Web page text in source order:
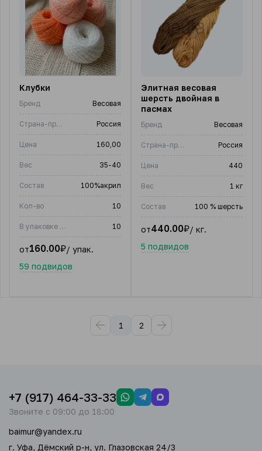
Клубки
Бренд Весовая
Страна-производитель Россия
Цена 160,00
Вес 35-40
Состав 100%акрил
Кол-во 10
В упаковке (шт) 10
от160.00₽/ упак.
59 подвидов
Элитная весовая
шерсть двойная в
пасмах
Бренд Весовая
Страна-производитель Россия
Цена 440
Вес 1 кг
Состав 100 % шерсть
от440.00₽/ кг.
5 подвидов
1 2
+7 (917) 464-33-33
Звоните с 09:00 до 18:00
baimur@yandex.ru
г. Уфа, Дёмский р-н, ул. Глазовская 24/3